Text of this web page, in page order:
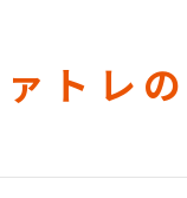
トレ